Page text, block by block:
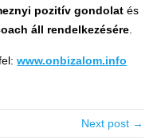
pozitív gondolat és
áll rendelkezésére
www.onbizalom.info
Next post →